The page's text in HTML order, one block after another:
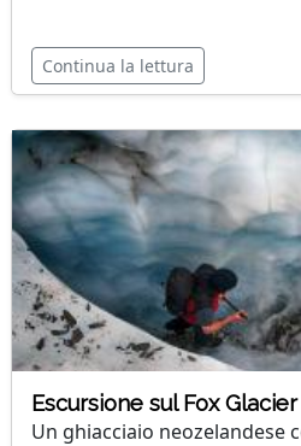
Continua la lettura
Escursione sul Fox Glacier
Un ghiacciaio neozelandese